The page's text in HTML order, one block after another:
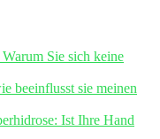
Sie sich keine
beeinflusst sie meinen
Ist Ihre Hand